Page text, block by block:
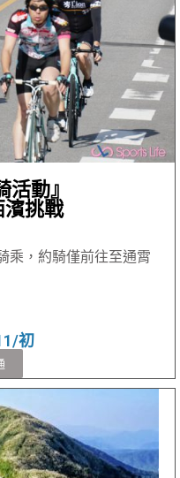
活動』
濱挑戰
乘，約騎僅前往至通霄
初